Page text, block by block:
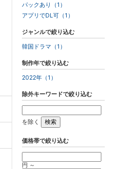
パックあり（1）
アプリでDL可（1）
ジャンルで絞り込む
韓国ドラマ（1）
制作年で絞り込む
2022年（1）
除外キーワードで絞り込む
を除く
価格帯で絞り込む
円 ～